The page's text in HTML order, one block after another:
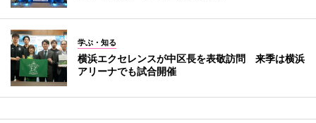
学ぶ・知る
横浜エクセレンスが中区長を表敬訪問 来季は横浜
アリーナでも試合開催